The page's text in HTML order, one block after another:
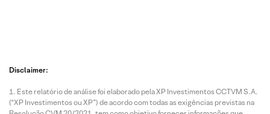
Disclaimer:
Este relatório de análise foi elaborado pela XP Investimentos CCTVM S.A.
(“XP Investimentos ou XP”) de acordo com todas as exigências previstas na